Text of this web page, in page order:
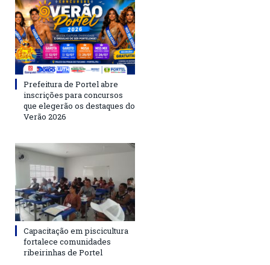
Prefeitura de Portel abre
inscrições para concursos
que elegerão os destaques do
Verão 2026
Capacitação em piscicultura
fortalece comunidades
ribeirinhas de Portel